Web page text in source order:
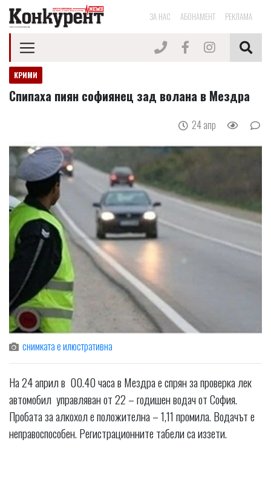
ЗА НАС АБОНАМЕНТ РЕКЛАМА
КРИМИ
Спипаха пиян софиянец зад волана в Мездра
24 апр
снимката е илюстративна
На 24 април в 00.40 часа в Мездра е спрян за проверка лек
автомобил управляван от 22 – годишен водач от София.
Пробата за алкохол е положителна – 1,11 промила. Водачът е
неправоспособен. Регистрационните табели са иззети.